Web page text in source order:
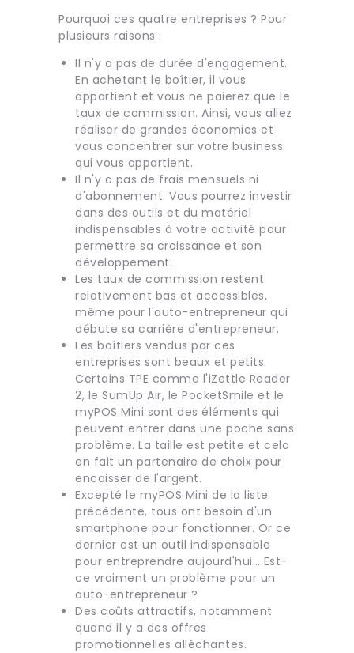
Pourquoi ces quatre entreprises ? Pour
plusieurs raisons :
Il n'y a pas de durée d'engagement.
En achetant le boîtier, il vous
appartient et vous ne paierez que le
taux de commission. Ainsi, vous allez
réaliser de grandes économies et
vous concentrer sur votre business
qui vous appartient.
Il n'y a pas de frais mensuels ni
d'abonnement. Vous pourrez investir
dans des outils et du matériel
indispensables à votre activité pour
permettre sa croissance et son
développement.
Les taux de commission restent
relativement bas et accessibles,
même pour l'auto-entrepreneur qui
débute sa carrière d'entrepreneur.
Les boîtiers vendus par ces
entreprises sont beaux et petits.
Certains TPE comme l'iZettle Reader
2, le SumUp Air, le PocketSmile et le
myPOS Mini sont des éléments qui
peuvent entrer dans une poche sans
problème. La taille est petite et cela
en fait un partenaire de choix pour
encaisser de l'argent.
Excepté le myPOS Mini de la liste
précédente, tous ont besoin d'un
smartphone pour fonctionner. Or ce
dernier est un outil indispensable
pour entreprendre aujourd'hui… Est-
ce vraiment un problème pour un
auto-entrepreneur ?
Des coûts attractifs, notamment
quand il y a des offres
promotionnelles alléchantes.